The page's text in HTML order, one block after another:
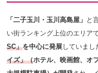
「二子玉川・玉川高島屋」 と
い街ランキング上位のエリア
SC」を中心に発展していまし
イズ」（ホテル、映画館、オ